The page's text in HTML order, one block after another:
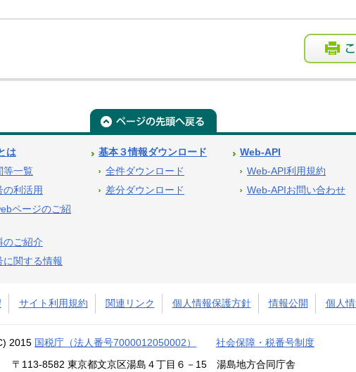
は
等一覧
の利活用
ページのご紹
のご紹介
に関する情報
基本３情報ダウンロード
全件ダウンロード
差分ダウンロード
Web-API
Web-API利用規約
Web-APIお問い合わせ
サイト利用規約 関連リンク 個人情報保護方針 情報公開 個人
2015 国税庁（法人番号7000012050002） 社会保障・税番号制度
〒113-8582 東京都文京区湯島４丁目６－15 湯島地方合同庁舎